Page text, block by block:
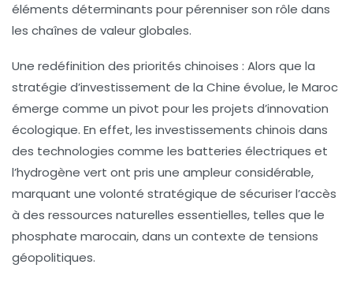
éléments déterminants pour pérenniser son rôle dans
les chaînes de valeur globales.
Une redéfinition des priorités chinoises : Alors que la
stratégie d’investissement de la Chine évolue, le Maroc
émerge comme un pivot pour les projets d’innovation
écologique. En effet, les investissements chinois dans
des technologies comme les batteries électriques et
l’hydrogène vert ont pris une ampleur considérable,
marquant une volonté stratégique de sécuriser l’accès
à des ressources naturelles essentielles, telles que le
phosphate marocain, dans un contexte de tensions
géopolitiques.